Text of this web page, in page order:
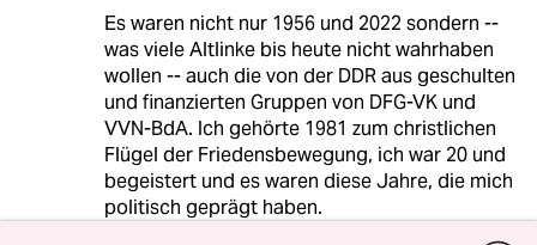
Es waren nicht nur 1956 und 2022 sondern --
was viele Altlinke bis heute nicht wahrhaben
wollen -- auch die von der DDR aus geschulten
und finanzierten Gruppen von DFG-VK und
VVN-BdA. Ich gehörte 1981 zum christlichen
Flügel der Friedensbewegung, ich war 20 und
begeistert und es waren diese Jahre, die mich
politisch geprägt haben.